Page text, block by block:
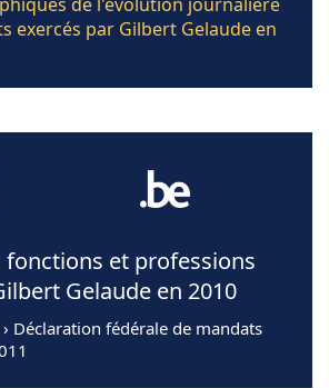
exercés par Gilbert Gelaude en
fonctions et professions
Gelaude en 2010
Déclaration fédérale de mandats